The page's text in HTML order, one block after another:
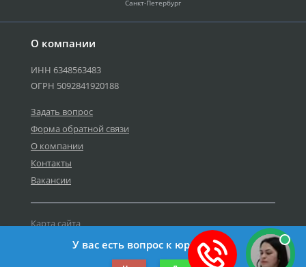
О компании
ИНН 6348563483
ОГРН 5092841920188
Задать вопрос
Форма обратной связи
О компании
Контакты
Вакансии
©2019-2026 Все права защищены.
Карта сайта
Политика персональных данных
Санкт-Петербург
У вас есть вопрос к юристу?